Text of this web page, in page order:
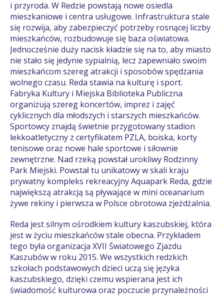
i przyroda. W Redzie powstają nowe osiedla
mieszkaniowe i centra usługowe. Infrastruktura stale
się rozwija, aby zabezpieczyć potrzeby rosnącej liczby
mieszkańców, rozbudowuje się baza oświatowa.
Jednocześnie duży nacisk kładzie się na to, aby miasto
nie stało się jedynie sypialnią, lecz zapewniało swoim
mieszkańcom szereg atrakcji i sposobów spędzania
wolnego czasu. Reda stawia na kulturę i sport.
Fabryka Kultury i Miejska Biblioteka Publiczna
organizują szereg koncertów, imprez i zajęć
cyklicznych dla młodszych i starszych mieszkańców.
Sportowcy znajdą świetnie przygotowany stadion
lekkoatletyczny z certyfikatem PZLA, boiska, korty
tenisowe oraz nowe hale sportowe i siłownie
zewnętrzne. Nad rzeką powstał urokliwy Rodzinny
Park Miejski. Powstał tu unikatowy w skali kraju
prywatny kompleks rekreacyjny Aquapark Reda, gdzie
największą atrakcją są pływające w mini oceanarium
żywe rekiny i pierwsza w Polsce obrotowa zjeżdżalnia.
Reda jest silnym ośrodkiem kultury kaszubskiej, która
jest w życiu mieszkańców stale obecna. Przykładem
tego była organizacja XVII Światowego Zjazdu
Kaszubów w roku 2015. We wszystkich redzkich
szkołach podstawowych dzieci uczą się języka
kaszubskiego, dzięki czemu wspierana jest ich
świadomość kulturowa oraz poczucie przynależności